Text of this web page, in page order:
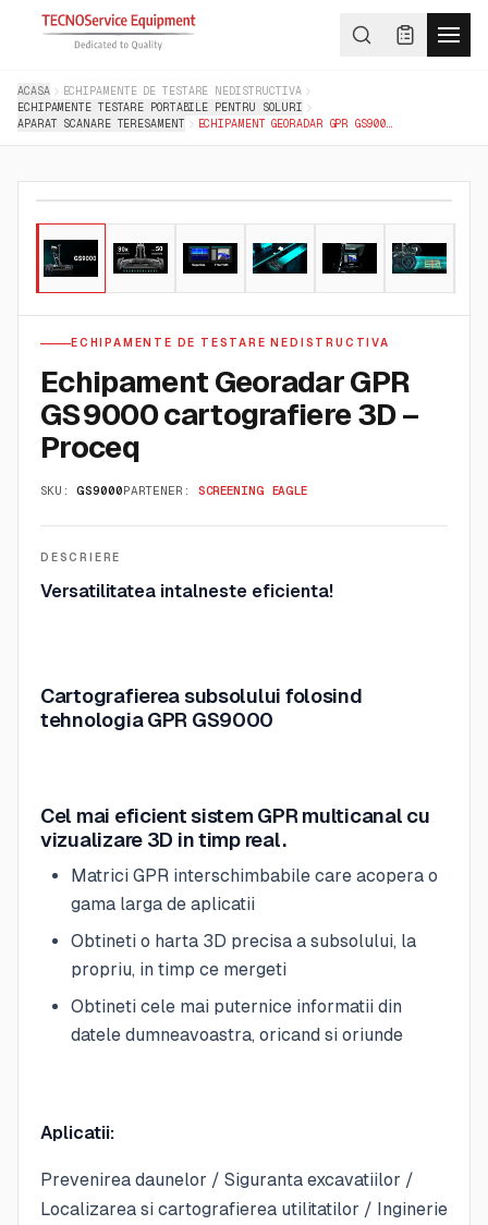
ACASA
ECHIPAMENTE DE TESTARE NEDISTRUCTIVA
ECHIPAMENTE TESTARE PORTABILE PENTRU SOLURI
APARAT SCANARE TERESAMENT
ECHIPAMENTE DE TESTARE NEDISTRUCTIVA
Echipament Georadar GPR
GS9000 cartografiere 3D –
Proceq
SKU: GS9000PARTENER: SCREENING EAGLE
DESCRIERE
Versatilitatea intalneste eficienta!
Cartografierea subsolului folosind
tehnologia GPR GS9000
Cel mai eficient sistem GPR multicanal cu
vizualizare 3D in timp real.
Matrici GPR interschimbabile care acopera o
gama larga de aplicatii
Obtineti o harta 3D precisa a subsolului, la
propriu, in timp ce mergeti
Obtineti cele mai puternice informatii din
datele dumneavoastra, oricand si oriunde
Aplicatii:
Prevenirea daunelor / Siguranta excavatiilor /
Localizarea si cartografierea utilitatilor / Inginerie